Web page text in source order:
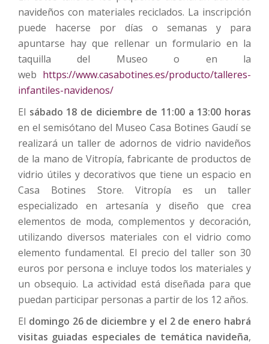
navideños con materiales reciclados. La inscripción
puede hacerse por días o semanas y para
apuntarse hay que rellenar un formulario en la
taquilla del Museo o en la
web https://www.casabotines.es/producto/talleres-
infantiles-navidenos/
El sábado 18 de diciembre de 11:00 a 13:00 horas
en el semisótano del Museo Casa Botines Gaudí se
realizará un taller de adornos de vidrio navideños
de la mano de Vitropía, fabricante de productos de
vidrio útiles y decorativos que tiene un espacio en
Casa Botines Store. Vitropía es un taller
especializado en artesanía y diseño que crea
elementos de moda, complementos y decoración,
utilizando diversos materiales con el vidrio como
elemento fundamental. El precio del taller son 30
euros por persona e incluye todos los materiales y
un obsequio. La actividad está diseñada para que
puedan participar personas a partir de los 12 años.
El domingo 26 de diciembre y el 2 de enero habrá
visitas guiadas especiales de temática navideña,